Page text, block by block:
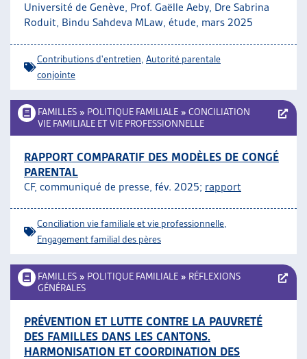
Université de Genève, Prof. Gaëlle Aeby, Dre Sabrina
Roduit, Bindu Sahdeva MLaw, étude, mars 2025
Contributions d'entretien Autorité parentale
conjointe
FAMILLES » POLITIQUE FAMILIALE » CONCILIATION
VIE FAMILIALE ET VIE PROFESSIONNELLE
RAPPORT COMPARATIF DES MODÈLES DE CONGÉ
PARENTAL
CF, communiqué de presse, fév. 2025; rapport
Conciliation vie familiale et vie professionnelle
Engagement familial des pères
FAMILLES » POLITIQUE FAMILIALE » RÉFLEXIONS
GÉNÉRALES
PRÉVENTION ET LUTTE CONTRE LA PAUVRETÉ
DES FAMILLES DANS LES CANTONS.
HARMONISATION ET COORDINATION DES